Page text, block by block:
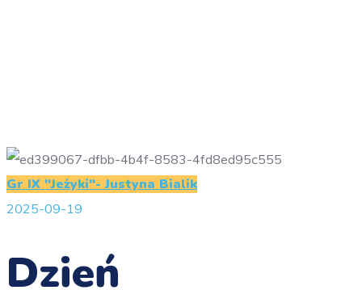
Gr IX "Jeżyki"- Justyna Bialik
2025-09-19
Dzień